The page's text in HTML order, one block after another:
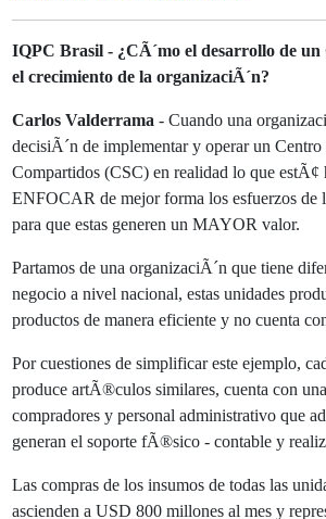
IQPC Brasil - ¿CÃ´mo el desarrollo de
el crecimiento de la organizaciÃ´n?
Carlos Valderrama - Cuando una
decisiÃ´n de implementar y operar un
Compartidos (CSC) en realidad lo que estÃ¢
ENFOCAR de mejor forma los esfuerzos de
para que estas generen un MAYOR valor.
Partamos de una organizaciÃ´n que tiene
negocio a nivel nacional, estas unidades
productos de manera eficiente y no cuenta
Por cuestiones de simplificar este ejemplo,
produce artÃ®culos similares, cuenta con
compradores y personal administrativo que
generan el soporte fÃ®sico - contable y
Las compras de los insumos de todas las
ascienden a USD 800 millones al mes y